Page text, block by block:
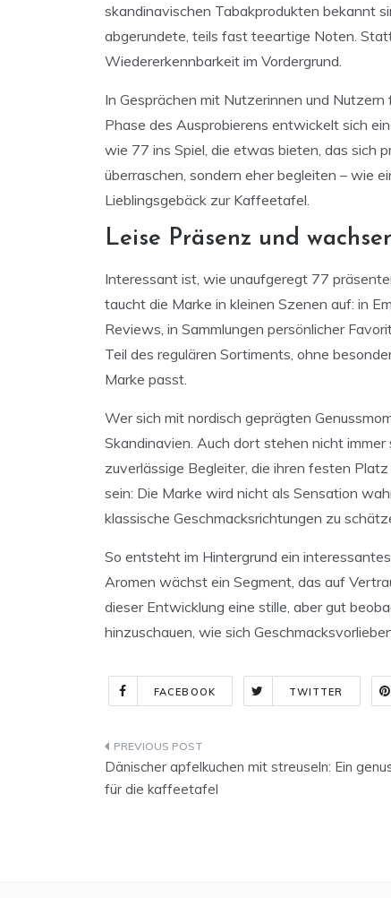
skandinavischen Tabakprodukten bekannt
abgerundete, teils fast teeartige Noten.
Wiedererkennbarkeit im Vordergrund.
In Gesprächen mit Nutzerinnen und
Phase des Ausprobierens entwickelt sich
wie 77 ins Spiel, die etwas bieten, das sich
überraschen, sondern eher begleiten – wie
Lieblingsgebäck zur Kaffeetafel.
Leise Präsenz und
Interessant ist, wie unaufgeregt 77
taucht die Marke in kleinen Szenen auf: in
Reviews, in Sammlungen persönlicher
Teil des regulären Sortiments, ohne
Marke passt.
Wer sich mit nordisch geprägten
Skandinavien. Auch dort stehen nicht immer
zuverlässige Begleiter, die ihren festen
sein: Die Marke wird nicht als Sensation
klassische Geschmacksrichtungen zu
So entsteht im Hintergrund ein
Aromen wächst ein Segment, das auf
dieser Entwicklung eine stille, aber gut
hinzuschauen, wie sich
FACEBOOK TWITTER
Indlægsnavigation
Dänischer apfelkuchen mit streuseln: Ein
für die kaffeetafel